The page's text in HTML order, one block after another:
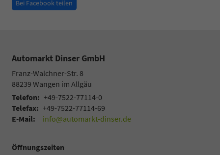
Bei Facebook teilen
Automarkt Dinser GmbH
Franz-Walchner-Str. 8
88239 Wangen im Allgäu
Telefon: +49-7522-77114-0
Telefax: +49-7522-77114-69
E-Mail:
info@automarkt-dinser.de
Öffnungszeiten